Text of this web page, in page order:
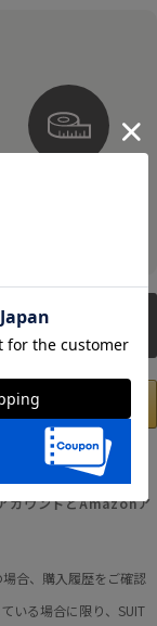
ています。
よび新規WEB会員登
カウントとAmazonア
合、購入履歴をご確認
いる場合に限り、SUIT